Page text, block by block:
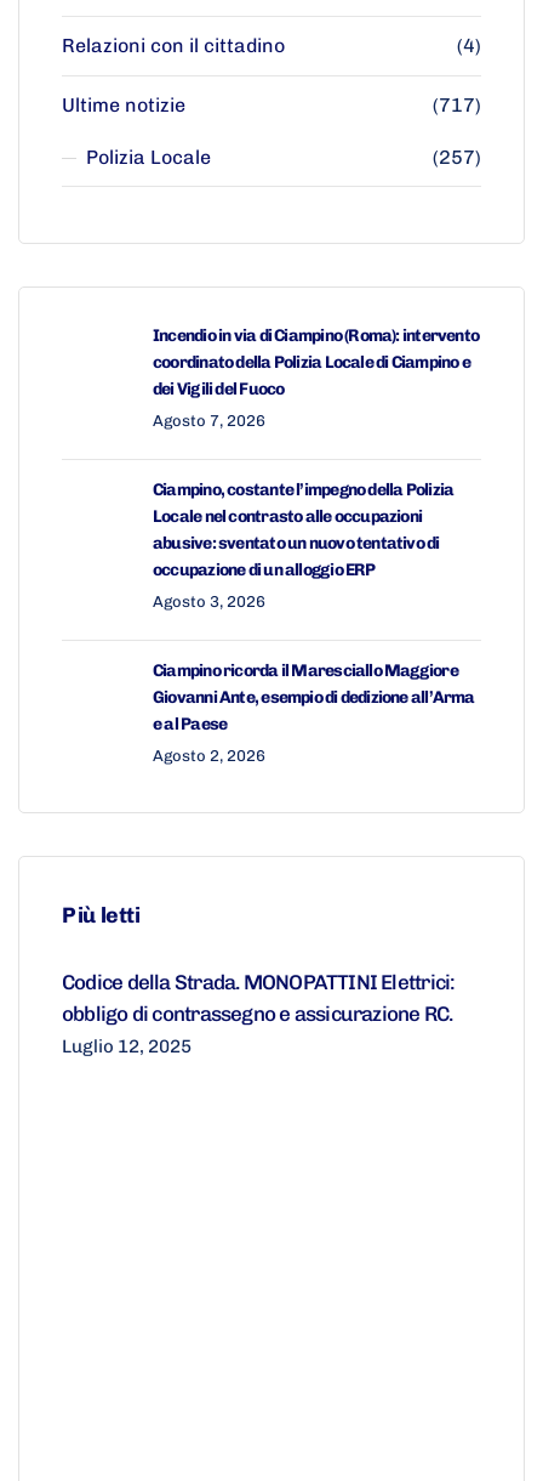
Relazioni con il cittadino (4)
Ultime notizie (717)
Polizia Locale (257)
Incendio in via di Ciampino (Roma): intervento
coordinato della Polizia Locale di Ciampino e
dei Vigili del Fuoco
Agosto 7, 2026
Ciampino, costante l’impegno della Polizia
Locale nel contrasto alle occupazioni
abusive: sventato un nuovo tentativo di
occupazione di un alloggio ERP
Agosto 3, 2026
Ciampino ricorda il Maresciallo Maggiore
Giovanni Ante, esempio di dedizione all’Arma
e al Paese
Agosto 2, 2026
Più letti
Codice della Strada. MONOPATTINI Elettrici:
obbligo di contrassegno e assicurazione RC.
Luglio 12, 2025